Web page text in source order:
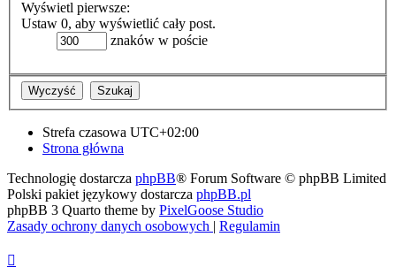
Wyświetl pierwsze:
Ustaw 0, aby wyświetlić cały post.
znaków w poście
Strefa czasowa UTC+02:00
Strona główna
Technologię dostarcza phpBB® Forum Software © phpBB Limited
Polski pakiet językowy dostarcza phpBB.pl
phpBB 3 Quarto theme by PixelGoose Studio
Zasady ochrony danych osobowych | Regulamin